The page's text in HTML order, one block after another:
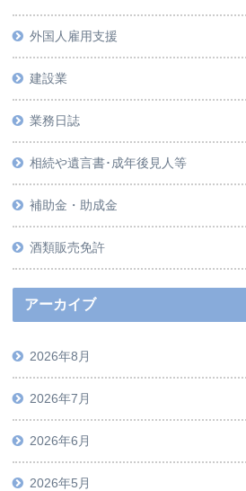
外国人雇用支援
建設業
業務日誌
相続や遺言書･成年後見人等
補助金・助成金
酒類販売免許
アーカイブ
2026年8月
2026年7月
2026年6月
2026年5月